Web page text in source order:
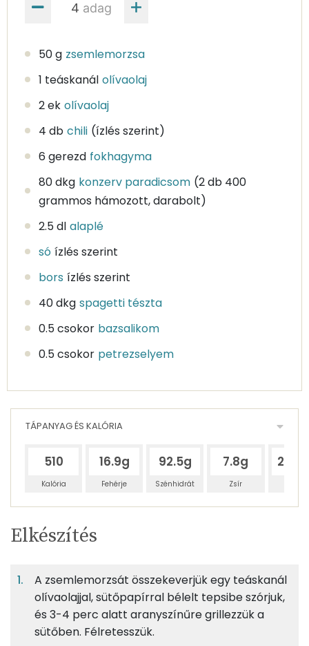
adag
50 g zsemlemorzsa
1 teáskanál olívaolaj
2 ek olívaolaj
4 db chili (ízlés szerint)
6 gerezd fokhagyma
80 dkg konzerv paradicsom (2 db 400
grammos hámozott, darabolt)
2.5 dl alaplé
só ízlés szerint
bors ízlés szerint
40 dkg spagetti tészta
0.5 csokor bazsalikom
0.5 csokor petrezselyem
TÁPANYAG ÉS KALÓRIA
510
Kalória
16.9g
Fehérje
92.5g
Szénhidrát
7.8g
Zsír
Egy
adagban
5%
Fehérje
28%
Szénhidrát
2%
13g zsemlemorzsa
TÁPANYAGTARTALOM
Egy
adagban
4
adagban
100
grammban
5%
28%
Elkészítés
A zsemlemorzsát összekeverjük egy teáskanál
olívaolajjal, sütőpapírral bélelt tepsibe szórjuk,
és 3-4 perc alatt aranyszínűre grillezzük a
sütőben. Félretesszük.